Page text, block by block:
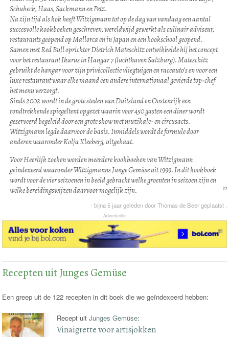
Schubeck, Haas, Sackmann en Petz.
Na zijn tijd als kok heeft Witzigmann tot op de dag van vandaag een aantal
succesvolle kookboeken geschreven, wereldwijd gewerkt als culinair adviseur,
restaurants geopend op Mallorca en in Japan en een kookschool geopend.
Samen met Red Bull oprichter Dietrich Mateschitz ontwikkelde hij het concept
voor het restaurant Ikarus in Hangar 7 (luchthaven Salzburg). Mateschitz
gebruikt de hangar voor zijn privécollectie vliegtuigen en raceauto’s en voor een
luxe restaurant waar elke maand een andere internationaal gevierde top-chef
het menu verzorgt.
Sinds 2002 wordt in de grote steden van Duitsland en Oostenrijk een
rondtrekkende spiegeltent opgezet waarin voor 450 gasten een diner wordt
geserveerd begeleid door een grote show met muzikale- en circusacts.
Witzigmann legde daarvoor de basis. Inmiddels wordt de formule door
anderen waaronder Kolja Kleeberg, uitgebaat.
Voor Heerlijk zoeken worden meerdere kookboeken van Witzigmann
geindexeerd waaronder Witzigmanns Junge Gemüse uit 1999. In dit kookboek
wordt voor de vier seizoenen in beeld gebracht welke groenten in seizoen zijn en
welke bereidingswijzen daarvoor mogelijk zijn.
- bijna 5 jaargeleden doorThomas de Beergeplaatst .
Advertentie
Recepten uit Junges Gemüse
Een greep uit de 122 recepten in dit boek die we geïndexeerd hebben:
Recept uitJunges Gemüse:
Vinaigrette voor artisjokken